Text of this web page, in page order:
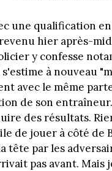
une qualification
hier après-
y confesse
à nouveau
avec le même
de son
des résultats.
de jouer à côté de
tête par les
pas avant. Mais